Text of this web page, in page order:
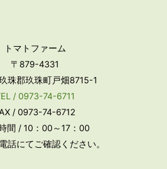
トマトファーム
〒879-4331
珠郡玖珠町戸畑8715-1
/ 0973-74-6711
/ 0973-74-6712
間 / 10：00～17：00
話にてご確認ください。